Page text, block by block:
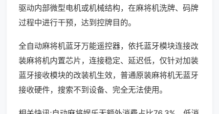
驱动内部微型电机或机械结构，在麻将机洗牌、码牌
过程中进行干预，达到控牌目的。
全自动麻将机蓝牙万能遥控器，依托蓝牙模块连接改
装麻将机内置芯片，连接稳定、延迟低，仅针对加装
蓝牙接收模块的改装机生效，普通原装麻将机无蓝牙
接收硬件，搜索不到设备、完全无法使用。